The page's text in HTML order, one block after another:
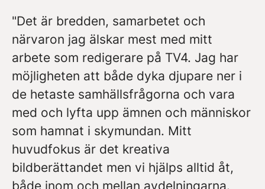
"Det är bredden, samarbetet och
närvaron jag älskar mest med mitt
arbete som redigerare på TV4. Jag har
möjligheten att både dyka djupare ner i
de hetaste samhällsfrågorna och vara
med och lyfta upp ämnen och människor
som hamnat i skymundan. Mitt
huvudfokus är det kreativa
bildberättandet men vi hjälps alltid åt,
både inom och mellan avdelningarna.